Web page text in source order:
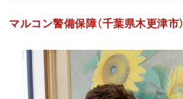
マルコン警備保障（千葉県木更津市）